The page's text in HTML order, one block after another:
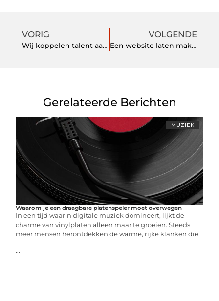
VORIG
Wij koppelen talent aan uw bedrijf
VOLGENDE
Een website laten maken Haarlem: zo kies je de juiste webdesigner
Gerelateerde Berichten
MUZIEK
Waarom je een draagbare platenspeler moet overwegen
In een tijd waarin digitale muziek domineert, lijkt de
charme van vinylplaten alleen maar te groeien. Steeds
meer mensen herontdekken de warme, rijke klanken die
...